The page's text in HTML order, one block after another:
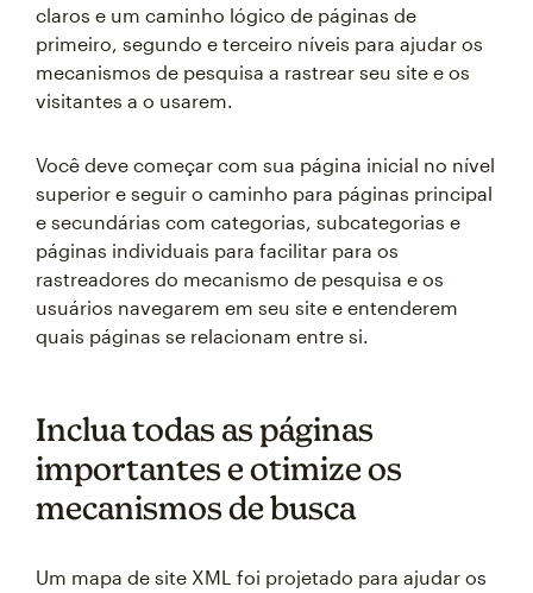
claros e um caminho lógico de páginas de
primeiro, segundo e terceiro níveis para ajudar os
mecanismos de pesquisa a rastrear seu site e os
visitantes a o usarem.
Você deve começar com sua página inicial no nível
superior e seguir o caminho para páginas principal
e secundárias com categorias, subcategorias e
páginas individuais para facilitar para os
rastreadores do mecanismo de pesquisa e os
usuários navegarem em seu site e entenderem
quais páginas se relacionam entre si.
Inclua todas as páginas
importantes e otimize os
mecanismos de busca
Um mapa de site XML foi projetado para ajudar os